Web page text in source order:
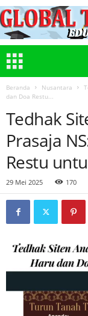
Beranda Nusantara
dan Doa Restu...
Tedhak
Prasaja
Restu
29 Mei 2025 170